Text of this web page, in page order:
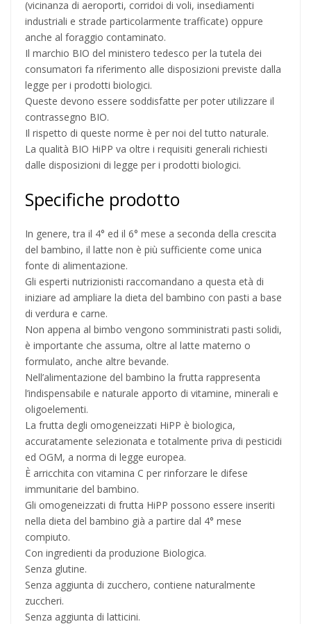
(vicinanza di aeroporti, corridoi di voli, insediamenti
industriali e strade particolarmente trafficate) oppure
anche al foraggio contaminato.
Il marchio BIO del ministero tedesco per la tutela dei
consumatori fa riferimento alle disposizioni previste dalla
legge per i prodotti biologici.
Queste devono essere soddisfatte per poter utilizzare il
contrassegno BIO.
Il rispetto di queste norme è per noi del tutto naturale.
La qualità BIO HiPP va oltre i requisiti generali richiesti
dalle disposizioni di legge per i prodotti biologici.
Specifiche prodotto
In genere, tra il 4° ed il 6° mese a seconda della crescita
del bambino, il latte non è più sufficiente come unica
fonte di alimentazione.
Gli esperti nutrizionisti raccomandano a questa età di
iniziare ad ampliare la dieta del bambino con pasti a base
di verdura e carne.
Non appena al bimbo vengono somministrati pasti solidi,
è importante che assuma, oltre al latte materno o
formulato, anche altre bevande.
Nell’alimentazione del bambino la frutta rappresenta
l’indispensabile e naturale apporto di vitamine, minerali e
oligoelementi.
La frutta degli omogeneizzati HiPP è biologica,
accuratamente selezionata e totalmente priva di pesticidi
ed OGM, a norma di legge europea.
È arricchita con vitamina C per rinforzare le difese
immunitarie del bambino.
Gli omogeneizzati di frutta HiPP possono essere inseriti
nella dieta del bambino già a partire dal 4° mese
compiuto.
Con ingredienti da produzione Biologica.
Senza glutine.
Senza aggiunta di zucchero, contiene naturalmente
zuccheri.
Senza aggiunta di latticini.